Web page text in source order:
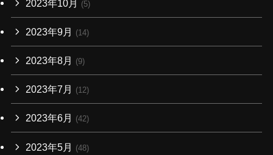
2023年10月 (5)
2023年9月 (14)
2023年8月 (9)
2023年7月 (12)
2023年6月 (42)
2023年5月 (48)